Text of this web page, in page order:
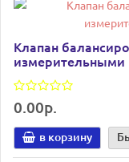
Клапан
измерительными
0.00р.
в корзину